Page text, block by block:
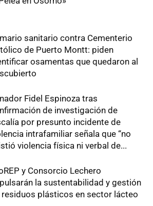
sanitario contra Cementerio
de Puerto Montt: piden
osamentas que quedaron al
Fidel Espinoza tras
de investigación de
por presunto incidente de
intrafamiliar señala que “no
violencia física ni verbal de...
y Consorcio Lechero
la sustentabilidad y gestión
residuos plásticos en sector lácteo